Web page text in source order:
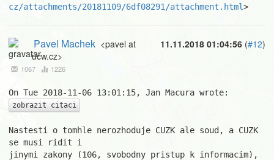
cz/attachments/20181109/6df08291/attachment.html>
11.11.2018 01:04:56 (#12)
Pavel Machek <pavel at
ucw.cz>
1067 1226
zobrazit citaci
Nastesti o tomhle nerozhoduje CUZK ale soud, a CUZK
se musi ridit i
jinymi zakony (106, svobodny pristup k informacim),